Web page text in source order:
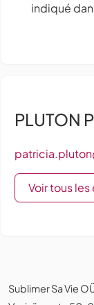
indiqué
PLUTON
Voir tous
Sublimer Sa Vie